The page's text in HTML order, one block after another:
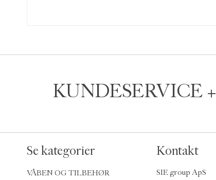
KUNDESERVICE
Se kategorier
VÅBEN OG TILBEHØR
Kontakt
SIE group ApS